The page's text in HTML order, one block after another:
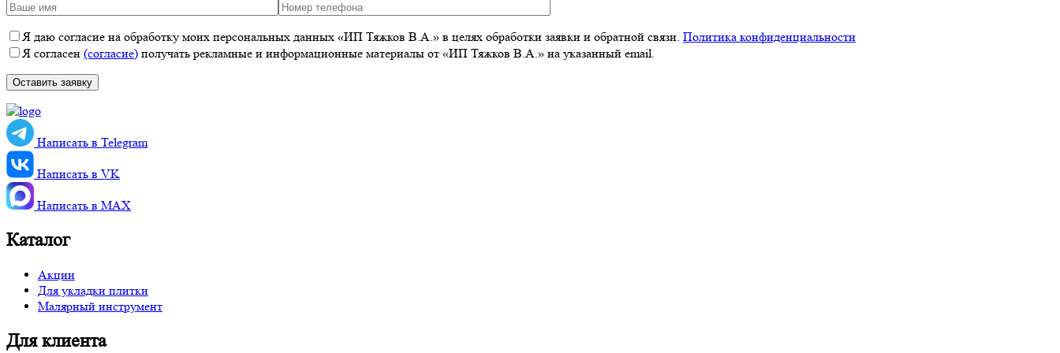
Я даю согласие на обработку моих персональных данных «ИП Тяжков В.А.» в целях обработки заявки и обратной связи. Политика конфиденциальности
Я согласен (согласие) получать рекламные и информационные материалы от «ИП Тяжков В.А.» на указанный email.
Написать в Telegram
Написать в VK
Написать в MАХ
Каталог
Акции
Для укладки плитки
Малярный инструмент
Для клиента